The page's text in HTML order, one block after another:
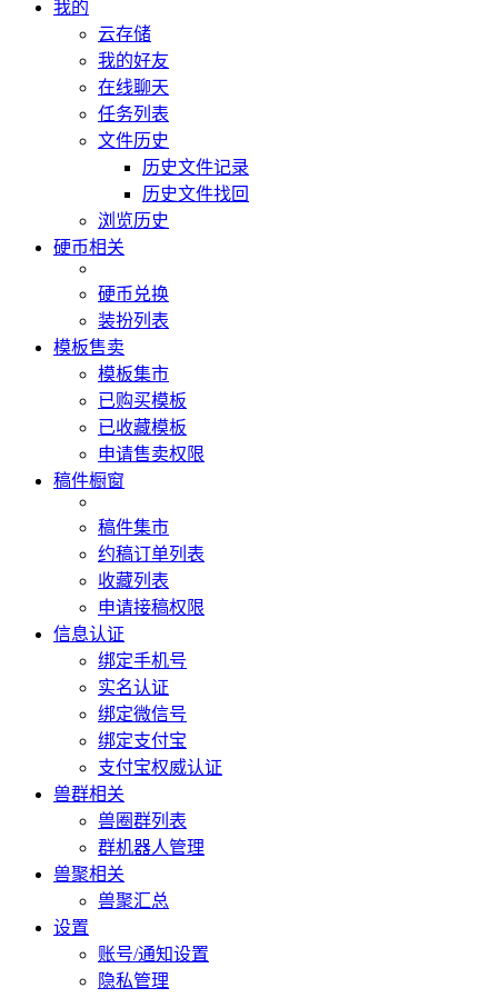
我的
云存储
我的好友
在线聊天
任务列表
文件历史
历史文件记录
历史文件找回
浏览历史
硬币相关
硬币兑换
装扮列表
模板售卖
模板集市
已购买模板
已收藏模板
申请售卖权限
稿件橱窗
稿件集市
约稿订单列表
收藏列表
申请接稿权限
信息认证
绑定手机号
实名认证
绑定微信号
绑定支付宝
支付宝权威认证
兽群相关
兽圈群列表
群机器人管理
兽聚相关
兽聚汇总
设置
账号/通知设置
隐私管理